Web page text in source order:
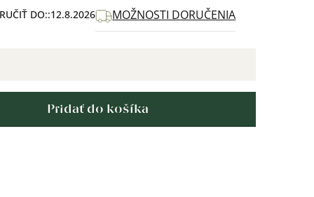
DO: 12.8.2026 MOŽNOSTI DORUČENIA
Pridať do košíka